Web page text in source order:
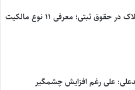
انواع مالکیت املاک در حقوق ثبتی؛ معرفی ۱۱ نوع مالکیت
علی رغم افزایش چشمگیر